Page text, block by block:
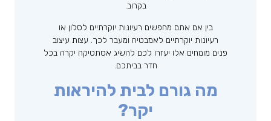
בקרוב.
בין אם אתם מחפשים רעיונות יוקרתיים לסלון או
רעיונות יוקרתיים לאמבטיה ומעבר לכך. עצות עיצוב
פנים מומחים אלו יעזרו לכם להשיג אסתטיקה יקרה בכל
חדר בביתכם.
מה גורם לבית להיראות
יקר?